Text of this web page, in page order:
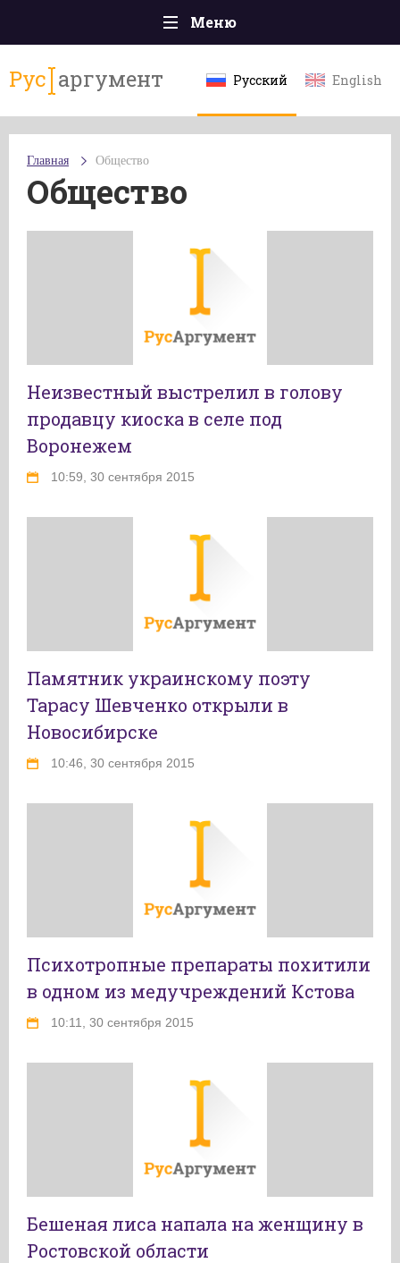
Меню
Политика
Экономика
Культура
Эксклюзивы
Мнения
Рус аргумент Русский English
Главная Общество
Общество
Неизвестный выстрелил в голову
продавцу киоска в селе под
Воронежем
10:59, 30 сентября 2015
Памятник украинскому поэту
Тарасу Шевченко открыли в
Новосибирске
10:46, 30 сентября 2015
Психотропные препараты похитили
в одном из медучреждений Кстова
10:11, 30 сентября 2015
Бешеная лиса напала на женщину в
Ростовской области